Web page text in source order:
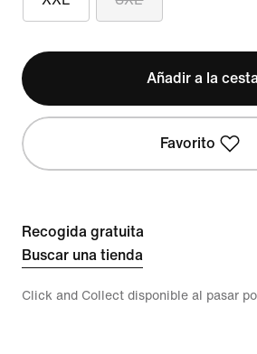
Añadir a la cesta
Favorito
Recogida gratuita
Buscar una tienda
Click and Collect disponible al pasar